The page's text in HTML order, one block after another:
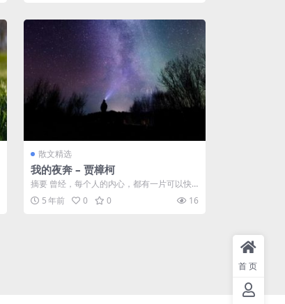
散文精选
我的夜奔 – 贾樟柯
摘要 曾经，每个人的内心，都有一片可以快
意恩仇的“江湖”，而自己就是这江湖的主宰...
5 年前 0 0 16
首页